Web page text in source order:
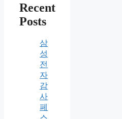
Recent
Posts
삼
성
전
자
감
사
페